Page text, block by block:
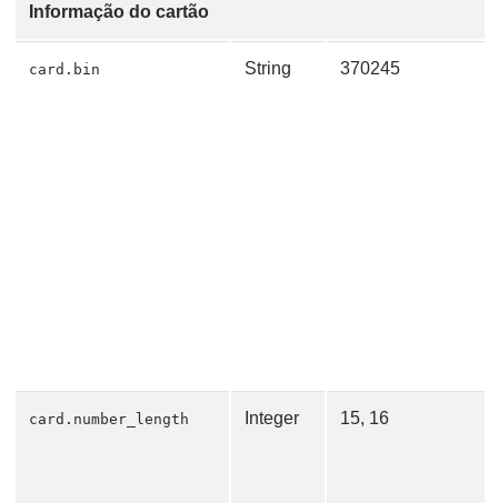
Informação do cartão
card.bin String 370245
card.number_length Integer 15, 16